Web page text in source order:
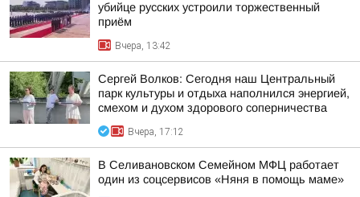
убийце русских устроили торжественный
приём
Вчера, 13:42
Сергей Волков: Сегодня наш Центральный
парк культуры и отдыха наполнился энергией,
смехом и духом здорового соперничества
Вчера, 17:12
В Селивановском Семейном МФЦ работает
один из соцсервисов «Няня в помощь маме»